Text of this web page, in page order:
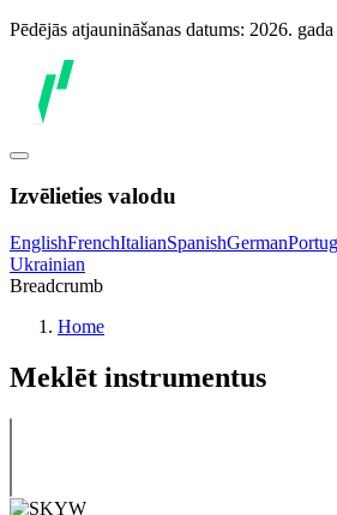
Pēdējās atjaunināšanas datums: 2026.
Izvēlieties valodu
EnglishFrenchItalianSpanishGerman
Ukrainian
Breadcrumb
Home
Meklēt instrumentus